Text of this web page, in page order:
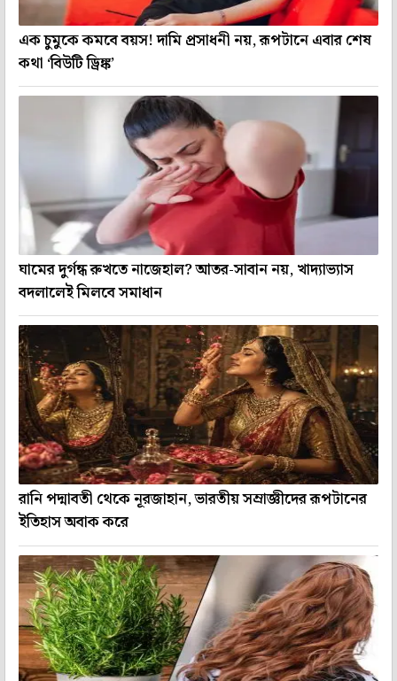
এক চুমুকে কমবে বয়স! দামি প্রসাধনী নয়, রূপটানে এবার শেষ
কথা ‘বিউটি ড্রিঙ্ক’
ঘামের দুর্গন্ধ রুখতে নাজেহাল? আতর-সাবান নয়, খাদ্যাভ্যাস
বদলালেই মিলবে সমাধান
রানি পদ্মাবতী থেকে নূরজাহান, ভারতীয় সম্রাজ্ঞীদের রূপটানের
ইতিহাস অবাক করে